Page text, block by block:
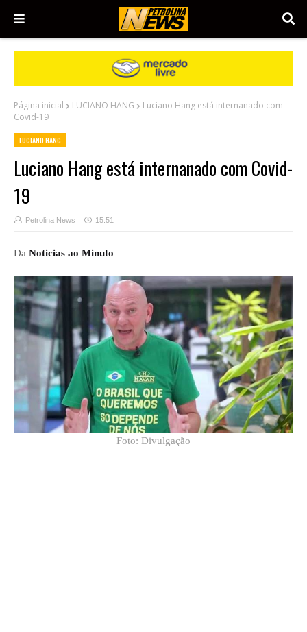
Página inicial LUCIANO HANG
Luciano Hang está internanado com
Covid-19
LUCIANO HANG
Luciano Hang está internanado com Covid-
19
Petrolina News 15:51
Da Noticias ao Minuto
Foto: Divulgação